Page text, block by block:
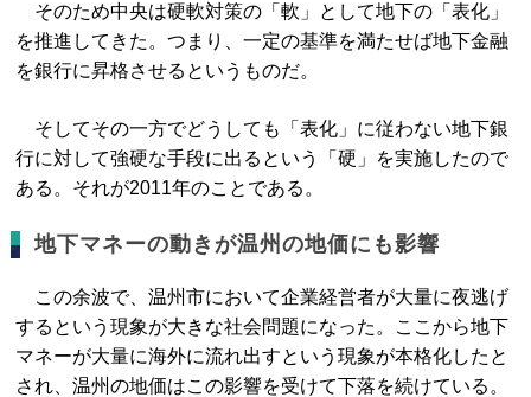
そのため中央は硬軟対策の「軟」として地下の「表化」
を推進してきた。つまり、一定の基準を満たせば地下金融
を銀行に昇格させるというものだ。
そしてその一方でどうしても「表化」に従わない地下銀
行に対して強硬な手段に出るという「硬」を実施したので
ある。それが2011年のことである。
地下マネーの動きが温州の地価にも影響
この余波で、温州市において企業経営者が大量に夜逃げ
するという現象が大きな社会問題になった。ここから地下
マネーが大量に海外に流れ出すという現象が本格化したと
され、温州の地価はこの影響を受けて下落を続けている。